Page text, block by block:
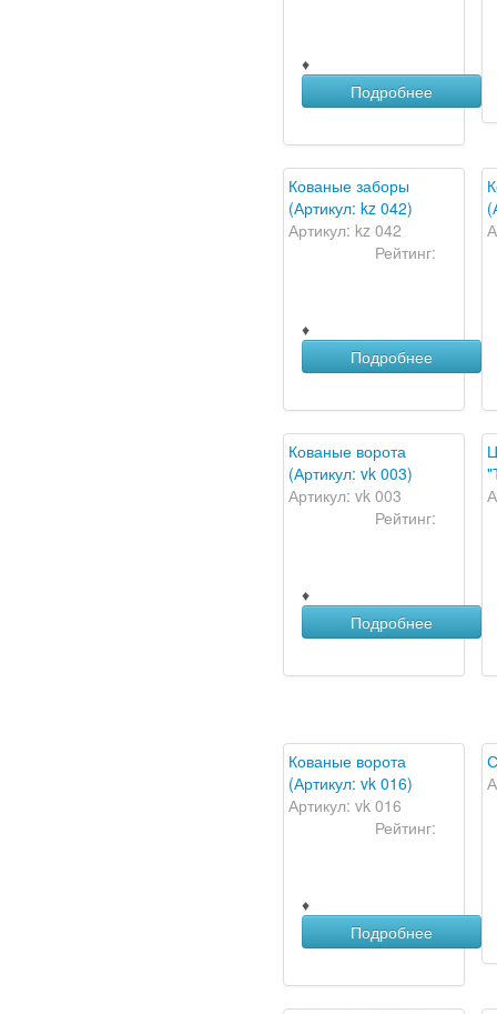
♦
Подробнее
Кованые заборы
(Артикул: kz 042)
Артикул: kz 042
Рейтинг:
♦
Подробнее
Кованые ворота
(Артикул: vk 003)
Артикул: vk 003
Рейтинг:
♦
Подробнее
Кованые ворота
(Артикул: vk 016)
Артикул: vk 016
Рейтинг:
♦
Подробнее